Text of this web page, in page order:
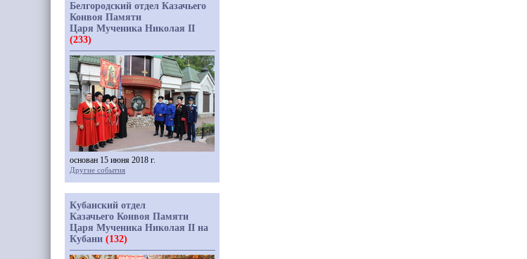
Белгородский отдел Казачьего
Конвоя Памяти
Царя Мученика Николая II
(233)
основан 15 июня 2018 г.
Другие события
Кубанский отдел
Казачьего Конвоя Памяти
Царя Мученика Николая II на
Кубани (132)